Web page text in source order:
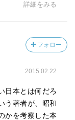
詳細をみる
フォロー
2015.02.22
日本とは何だろ
う著者が、昭和
かを考察した本